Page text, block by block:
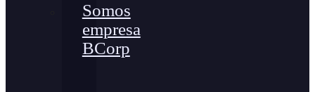
Somos
empresa
BCorp